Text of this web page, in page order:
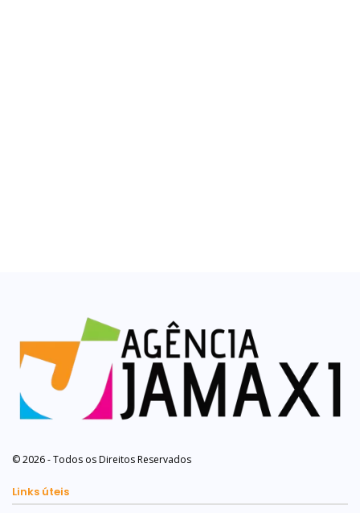
© 2026 - Todos os Direitos Reservados
Links úteis